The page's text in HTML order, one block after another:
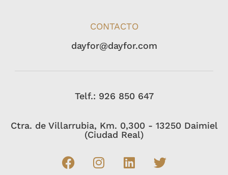
CONTACTO
dayfor@dayfor.com
Telf.: 926 850 647
Ctra. de Villarrubia, Km. 0,300 - 13250 Daimiel
(Ciudad Real)